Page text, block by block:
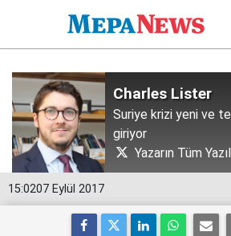
Charles Lister
Suriye krizi yeni ve
giriyor
Yazarın Tüm
15:0207 Eylül 2017